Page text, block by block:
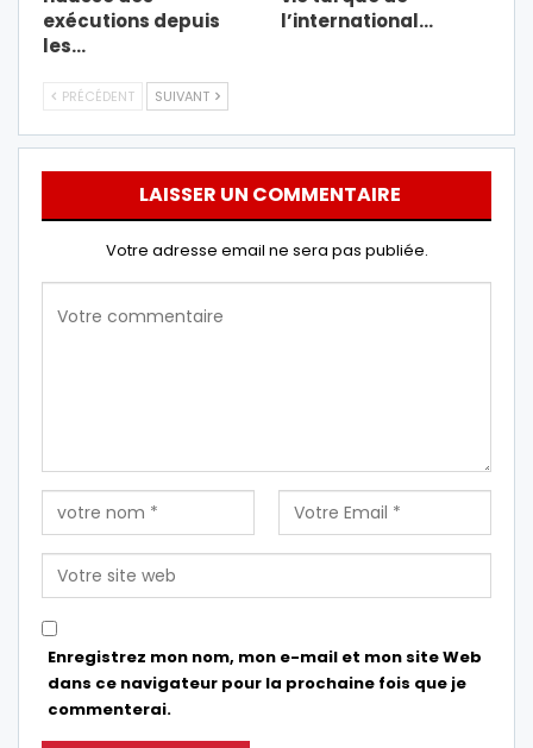
exécutions depuis
les…
l’international…
PRÉCÉDENT SUIVANT
LAISSER UN COMMENTAIRE
Votre adresse email ne sera pas publiée.
Enregistrez mon nom, mon e-mail et mon site Web
dans ce navigateur pour la prochaine fois que je
commenterai.